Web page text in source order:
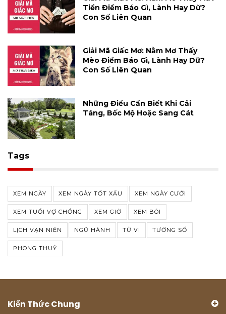
Tiền Điềm Báo Gì, Lành Hay Dữ?
Con Số Liên Quan
Giải Mã Giấc Mơ: Nằm Mơ Thấy
Mèo Điềm Báo Gì, Lành Hay Dữ?
Con Số Liên Quan
Những Điều Cần Biết Khi Cải
Táng, Bốc Mộ Hoặc Sang Cát
Tags
XEM NGÀY XEM NGÀY TỐT XẤU XEM NGÀY CƯỚI
XEM TUỔI VỢ CHỒNG XEM GIỜ XEM BÓI
LỊCH VẠN NIÊN NGŨ HÀNH TỬ VI TƯỚNG SỐ
PHONG THUỶ
Kiến Thức Chung